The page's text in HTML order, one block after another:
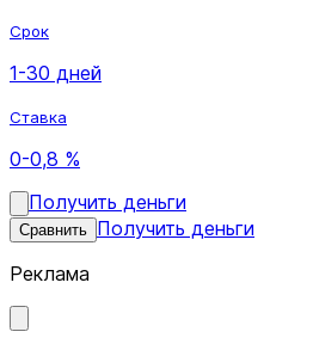
Срок
1-30 дней
Ставка
0-0,8 %
Получить деньги
Сравнить Получить деньги
Реклама